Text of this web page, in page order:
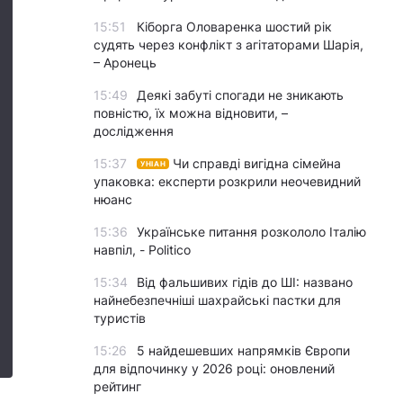
15:51
Кіборга Оловаренка шостий рік
судять через конфлікт з агітаторами Шарія,
– Аронець
15:49
Деякі забуті спогади не зникають
повністю, їх можна відновити, –
дослідження
15:37 УНІАН
Чи справді вигідна сімейна
упаковка: експерти розкрили неочевидний
нюанс
15:36
Українське питання розкололо Італію
навпіл, - Politico
15:34
Від фальшивих гідів до ШІ: названо
найнебезпечніші шахрайські пастки для
туристів
15:26
5 найдешевших напрямків Європи
для відпочинку у 2026 році: оновлений
рейтинг